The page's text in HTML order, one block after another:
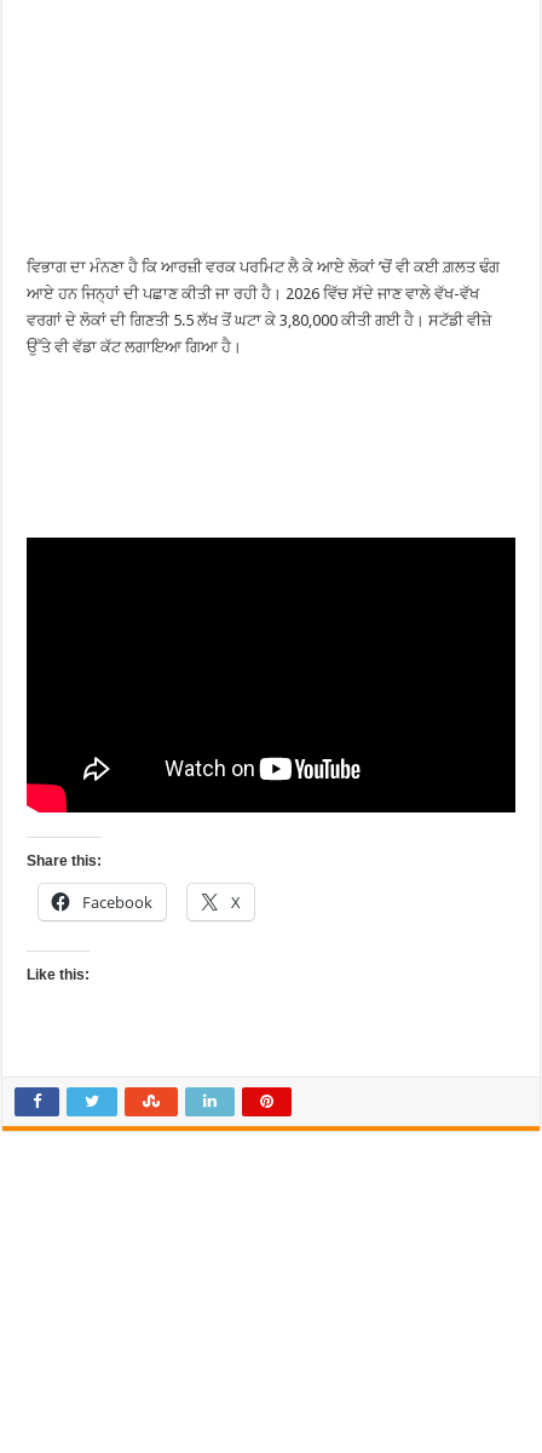
ਵਿਭਾਗ ਦਾ ਮੰਨਣਾ ਹੈ ਕਿ ਆਰਜ਼ੀ ਵਰਕ ਪਰਮਿਟ ਲੈ ਕੇ ਆਏ ਲੋਕਾਂ ’ਚੋਂ ਵੀ ਕਈ ਗ਼ਲਤ ਢੰਗ
ਆਏ ਹਨ ਜਿਨ੍ਹਾਂ ਦੀ ਪਛਾਣ ਕੀਤੀ ਜਾ ਰਹੀ ਹੈ। 2026 ਵਿੱਚ ਸੱਦੇ ਜਾਣ ਵਾਲੇ ਵੱਖ-ਵੱਖ
ਵਰਗਾਂ ਦੇ ਲੋਕਾਂ ਦੀ ਗਿਣਤੀ 5.5 ਲੱਖ ਤੋਂ ਘਟਾ ਕੇ 3,80,000 ਕੀਤੀ ਗਈ ਹੈ। ਸਟੱਡੀ ਵੀਜ਼ੇ
ਉੱਤੇ ਵੀ ਵੱਡਾ ਕੱਟ ਲਗਾਇਆ ਗਿਆ ਹੈ।
Share this:
Facebook X
Like this: